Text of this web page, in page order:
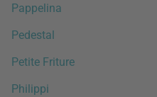
Pappelina
Pedestal
Petite Friture
Philippi